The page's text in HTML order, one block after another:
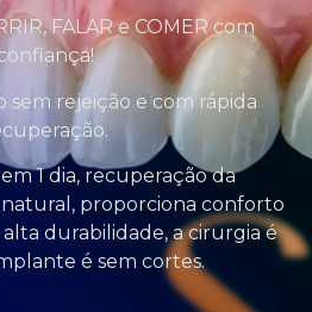
FALAR e COMER com
rejeição e com rápida
1 dia, recuperação da
proporciona conforto
durabilidade, a cirurgia é
é sem cortes.